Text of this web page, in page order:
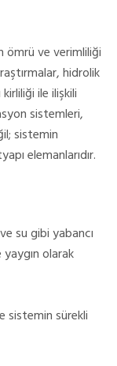
ömrü ve verimliliği
hidrolik
kirliliği ile ilişkili
sistemleri,
sistemin
elemanlarıdır.
su gibi yabancı
olarak
sistemin sürekli